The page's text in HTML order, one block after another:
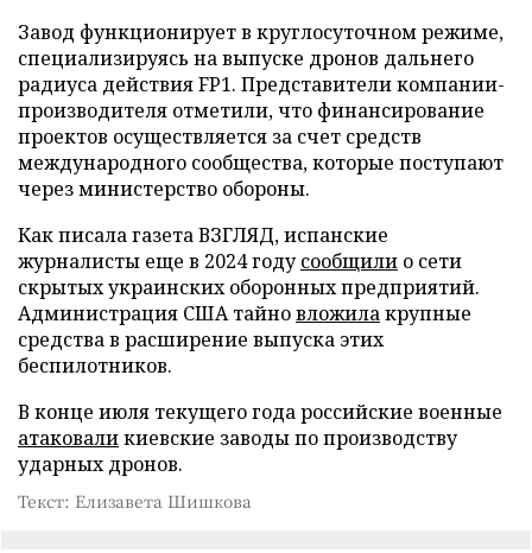
Завод функционирует в круглосуточном режиме,
специализируясь на выпуске дронов дальнего
радиуса действия FP1. Представители компании-
производителя отметили, что финансирование
проектов осуществляется за счет средств
международного сообщества, которые поступают
через министерство обороны.
Как писала газета ВЗГЛЯД, испанские
журналисты еще в 2024 годусообщили о сети
скрытых украинских оборонных предприятий.
Администрация США тайновложилакрупные
средства в расширение выпуска этих
беспилотников.
В конце июля текущего года российские военные
атаковаликиевские заводы по производству
ударных дронов.
Текст: Елизавета Шишкова